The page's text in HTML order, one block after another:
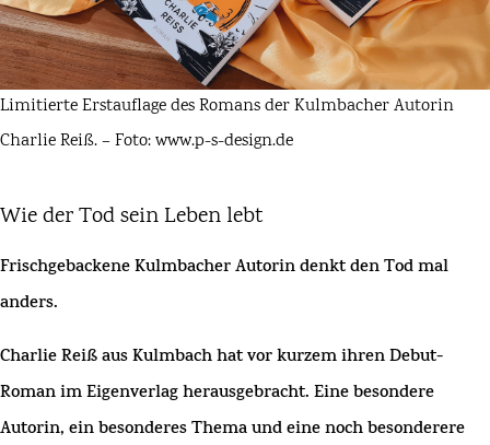
Limitierte Erstauflage des Romans der Kulmbacher Autorin
Charlie Reiß. – Foto: www.p-s-design.de
Wie der Tod sein Leben lebt
Frischgebackene Kulmbacher Autorin denkt den Tod mal
anders.
Charlie Reißaus Kulmbach hat vor kurzem ihren Debut-
Roman im Eigenverlag herausgebracht. Eine besondere
Autorin, ein besonderes Thema und eine noch besonderere